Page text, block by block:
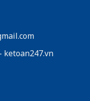
ketoan247.vn